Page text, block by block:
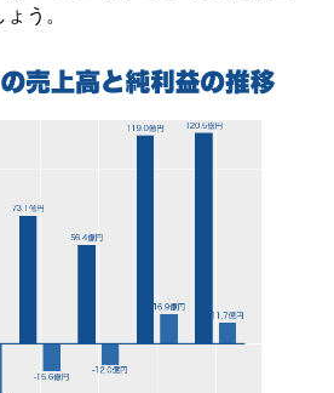
う。